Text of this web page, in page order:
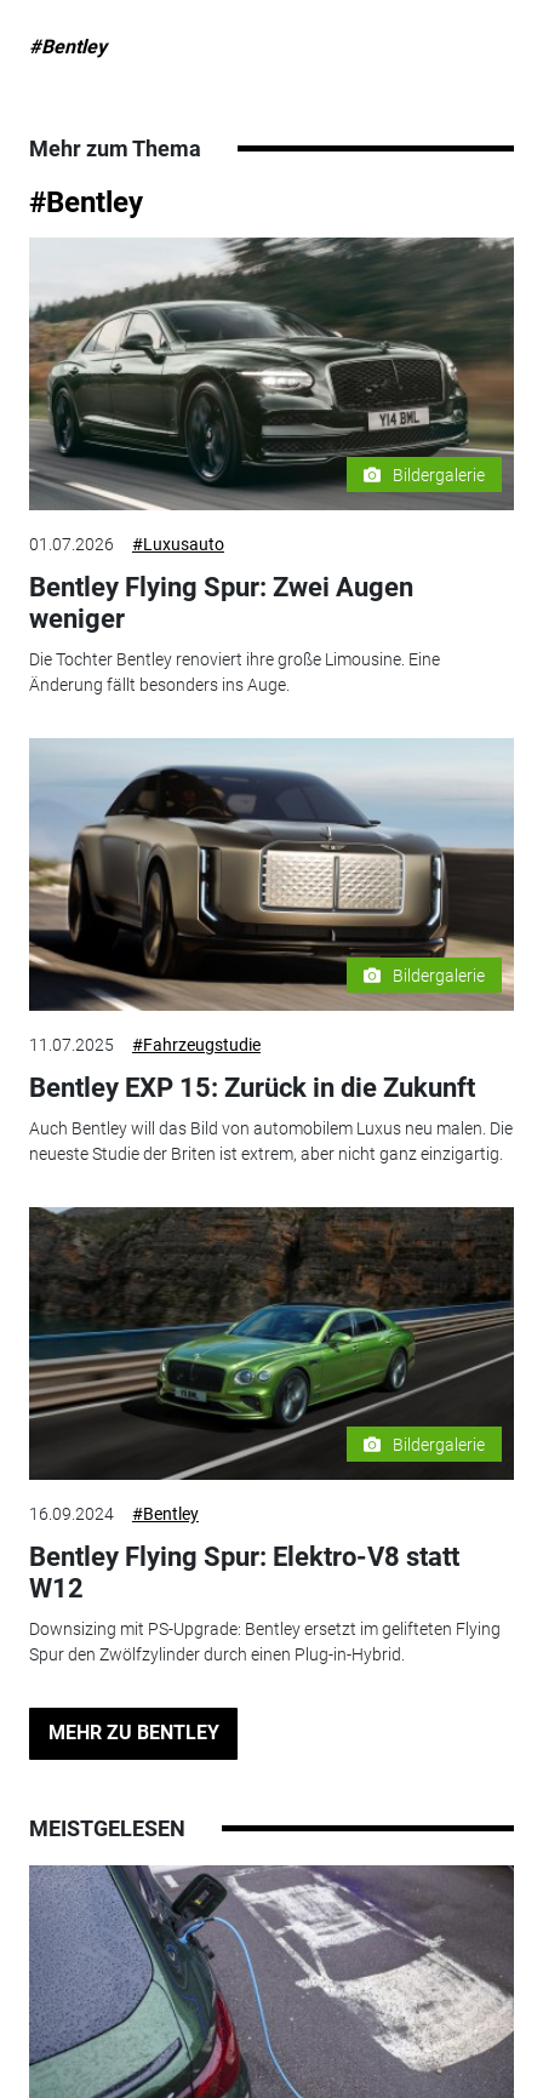
#Bentley
Mehr zum Thema
#Bentley
Bildergalerie
01.07.2026 #Luxusauto
Bentley Flying Spur: Zwei Augen
weniger
Die Tochter Bentley renoviert ihre große Limousine. Eine
Änderung fällt besonders ins Auge.
Bildergalerie
11.07.2025 #Fahrzeugstudie
Bentley EXP 15: Zurück in die Zukunft
Auch Bentley will das Bild von automobilem Luxus neu malen. Die
neueste Studie der Briten ist extrem, aber nicht ganz einzigartig.
Bildergalerie
16.09.2024 #Bentley
Bentley Flying Spur: Elektro-V8 statt
W12
Downsizing mit PS-Upgrade: Bentley ersetzt im gelifteten Flying
Spur den Zwölfzylinder durch einen Plug-in-Hybrid.
MEHR ZU BENTLEY
MEISTGELESEN